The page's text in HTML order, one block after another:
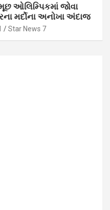
મૂછ ઓલિમ્પિકમાં જોવા
મર્દોના અનોખા અંદાજ
Star News 7